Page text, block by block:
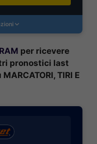
per ricevere
pronostici last
TIRI E